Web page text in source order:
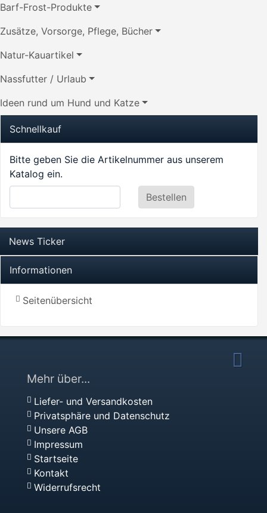
Barf-Frost-Produkte
Zusätze, Vorsorge, Pflege, Bücher
Natur-Kauartikel
Nassfutter / Urlaub
Ideen rund um Hund und Katze
Schnellkauf
Bitte geben Sie die Artikelnummer aus unserem
Katalog ein.
News Ticker
Informationen
Seitenübersicht
Mehr über...
Liefer- und Versandkosten
Privatsphäre und Datenschutz
Unsere AGB
Impressum
Startseite
Kontakt
Widerrufsrecht